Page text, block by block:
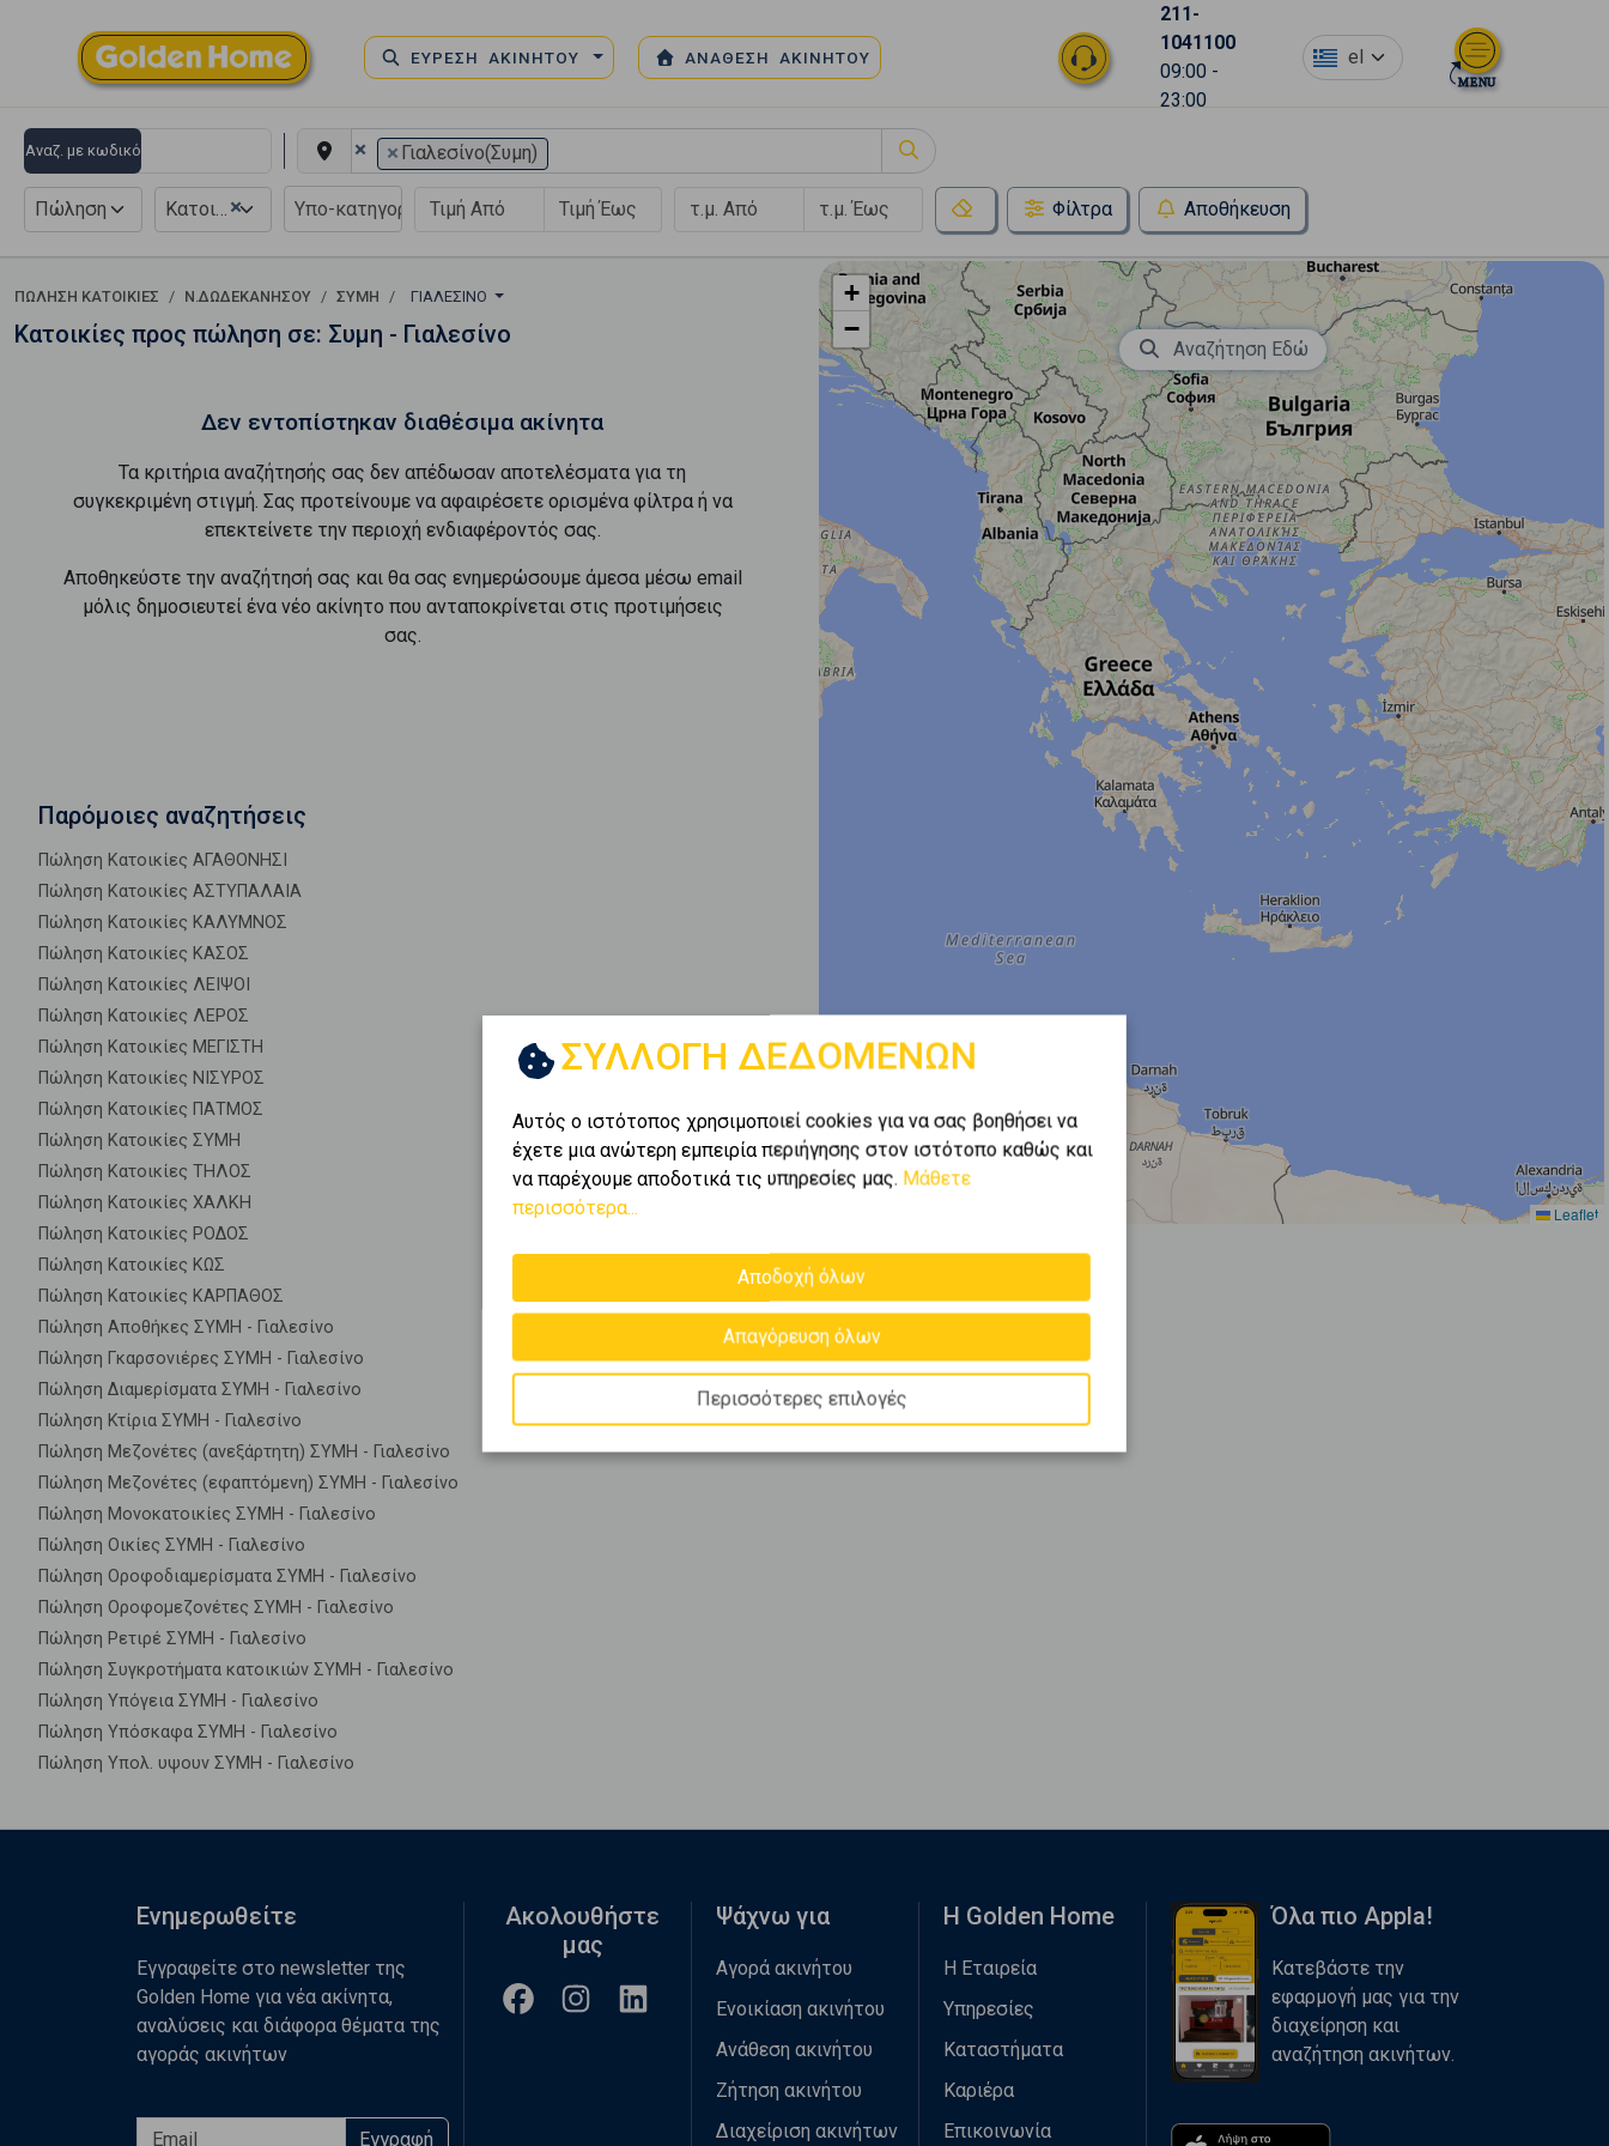
ΕΥΡΕΣΗ ΑΚΙΝΗΤΟΥ ΑΝΑΘΕΣΗ ΑΚΙΝΗΤΟΥ
211-
1041100
09:00 -
23:00
el
Αναζ. με κωδικό × × Γιαλεσίνο(Συμη)
Πώληση ×
Κατοικία Φίλτρα Αποθήκευση
ΠΏΛΗΣΗ ΚΑΤΟΙΚΊΕΣ Ν.ΔΩΔΕΚΑΝΗΣΟΥ ΣΥΜΗ ΓΙΑΛΕΣΊΝΟ
Κατοικίες προς πώληση σε: Συμη - Γιαλεσίνο
Δεν εντοπίστηκαν διαθέσιμα ακίνητα
Τα κριτήρια αναζήτησής σας δεν απέδωσαν αποτελέσματα για τη
συγκεκριμένη στιγμή. Σας προτείνουμε να αφαιρέσετε ορισμένα φίλτρα ή να
επεκτείνετε την περιοχή ενδιαφέροντός σας.
Αποθηκεύστε την αναζήτησή σας και θα σας ενημερώσουμε άμεσα μέσω email
μόλις δημοσιευτεί ένα νέο ακίνητο που ανταποκρίνεται στις προτιμήσεις
σας.
Παρόμοιες αναζητήσεις
Πώληση Κατοικίες ΑΓΑΘΟΝΗΣΙ
Πώληση Κατοικίες ΑΣΤΥΠΑΛΑΙΑ
Πώληση Κατοικίες ΚΑΛΥΜΝΟΣ
Πώληση Κατοικίες ΚΑΣΟΣ
Πώληση Κατοικίες ΛΕΙΨΟΙ
Πώληση Κατοικίες ΛΕΡΟΣ
Πώληση Κατοικίες ΜΕΓΙΣΤΗ
Πώληση Κατοικίες ΝΙΣΥΡΟΣ
Πώληση Κατοικίες ΠΑΤΜΟΣ
Πώληση Κατοικίες ΣΥΜΗ
Πώληση Κατοικίες ΤΗΛΟΣ
Πώληση Κατοικίες ΧΑΛΚΗ
Πώληση Κατοικίες ΡΟΔΟΣ
Πώληση Κατοικίες ΚΩΣ
Πώληση Κατοικίες ΚΑΡΠΑΘΟΣ
Πώληση Αποθήκες ΣΥΜΗ - Γιαλεσίνο
Πώληση Γκαρσονιέρες ΣΥΜΗ - Γιαλεσίνο
Πώληση Διαμερίσματα ΣΥΜΗ - Γιαλεσίνο
Πώληση Κτίρια ΣΥΜΗ - Γιαλεσίνο
Πώληση Μεζονέτες (ανεξάρτητη) ΣΥΜΗ - Γιαλεσίνο
Πώληση Μεζονέτες (εφαπτόμενη) ΣΥΜΗ - Γιαλεσίνο
Πώληση Μονοκατοικίες ΣΥΜΗ - Γιαλεσίνο
Πώληση Οικίες ΣΥΜΗ - Γιαλεσίνο
Πώληση Οροφοδιαμερίσματα ΣΥΜΗ - Γιαλεσίνο
Πώληση Οροφομεζονέτες ΣΥΜΗ - Γιαλεσίνο
Πώληση Ρετιρέ ΣΥΜΗ - Γιαλεσίνο
Πώληση Συγκροτήματα κατοικιών ΣΥΜΗ - Γιαλεσίνο
Πώληση Υπόγεια ΣΥΜΗ - Γιαλεσίνο
Πώληση Υπόσκαφα ΣΥΜΗ - Γιαλεσίνο
Πώληση Υπολ. υψουν ΣΥΜΗ - Γιαλεσίνο
+
−
Leaflet
Αναζήτηση Εδώ
ΣΥΛΛΟΓΗ ΔΕΔΟΜΕΝΩΝ
Αυτός ο ιστότοπος χρησιμοποιεί cookies για να σας βοηθήσει να
έχετε μια ανώτερη εμπειρία περιήγησης στον ιστότοπο καθώς και
να παρέχουμε αποδοτικά τις υπηρεσίες μας. Μάθετε
περισσότερα...
Αποδοχή όλων
Απαγόρευση όλων
Περισσότερες επιλογές
Ενημερωθείτε
Εγγραφείτε στο newsletter της
Golden Home για νέα ακίνητα,
αναλύσεις και διάφορα θέματα της
αγοράς ακινήτων
Εγγραφή
Ακολουθήστε
μας
Ψάχνω για
Αγορά ακινήτου
Ενοικίαση ακινήτου
Ανάθεση ακινήτου
Ζήτηση ακινήτου
Διαχείριση ακινήτων
Η Golden Home
Η Εταιρεία
Υπηρεσίες
Καταστήματα
Καριέρα
Επικοινωνία
Όλα πιο Appla!
Κατεβάστε την
εφαρμογή μας για την
διαχείρηση και
αναζήτηση ακινήτων.